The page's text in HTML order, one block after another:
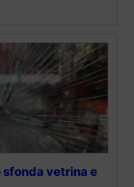
sfonda vetrina e